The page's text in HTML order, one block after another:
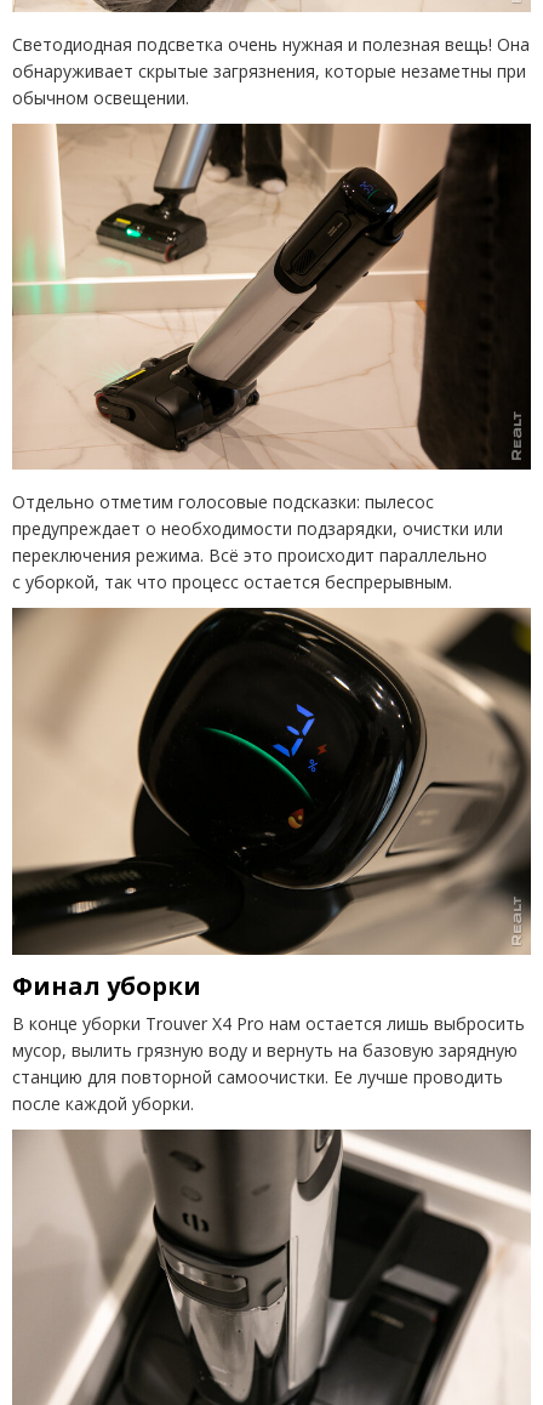
Светодиодная подсветка очень нужная и полезная вещь! Она
обнаруживает скрытые загрязнения, которые незаметны при
обычном освещении.
Отдельно отметим голосовые подсказки: пылесос
предупреждает о необходимости подзарядки, очистки или
переключения режима. Всё это происходит параллельно
с уборкой, так что процесс остается беспрерывным.
Финал уборки
В конце уборки Trouver X4 Pro нам остается лишь выбросить
мусор, вылить грязную воду и вернуть на базовую зарядную
станцию для повторной самоочистки. Ее лучше проводить
после каждой уборки.